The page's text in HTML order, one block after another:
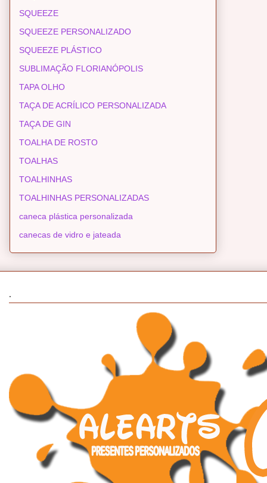
SQUEEZE
SQUEEZE PERSONALIZADO
SQUEEZE PLÁSTICO
SUBLIMAÇÃO FLORIANÓPOLIS
TAPA OLHO
TAÇA DE ACRÍLICO PERSONALIZADA
TAÇA DE GIN
TOALHA DE ROSTO
TOALHAS
TOALHINHAS
TOALHINHAS PERSONALIZADAS
caneca plástica personalizada
canecas de vidro e jateada
.